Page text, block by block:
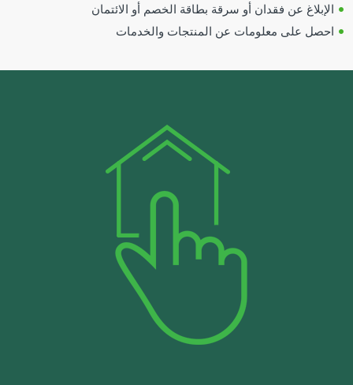
• الإبلاغ عن فقدان أو سرقة بطاقة الخصم أو الائتمان
• احصل على معلومات عن المنتجات والخدمات